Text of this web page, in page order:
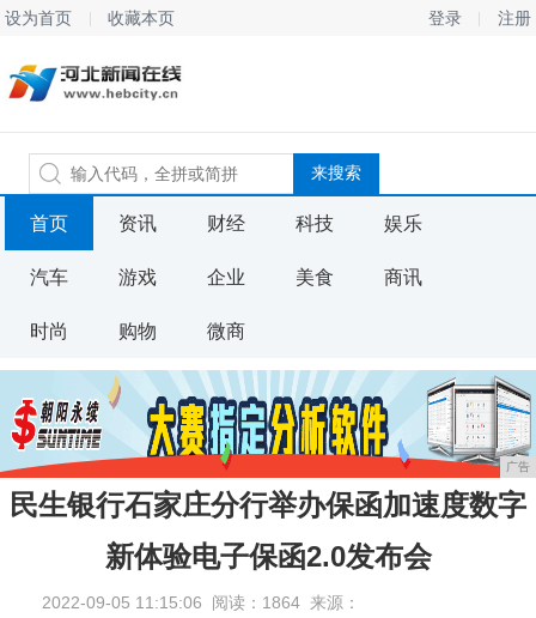
设为首页 收藏本页 登录 注册
首页 资讯 财经 科技 娱乐
汽车 游戏 企业 美食 商讯
时尚 购物 微商
广告
民生银行石家庄分行举办保函加速度数字
新体验电子保函2.0发布会
2022-09-05 11:15:06 阅读：1864 来源：